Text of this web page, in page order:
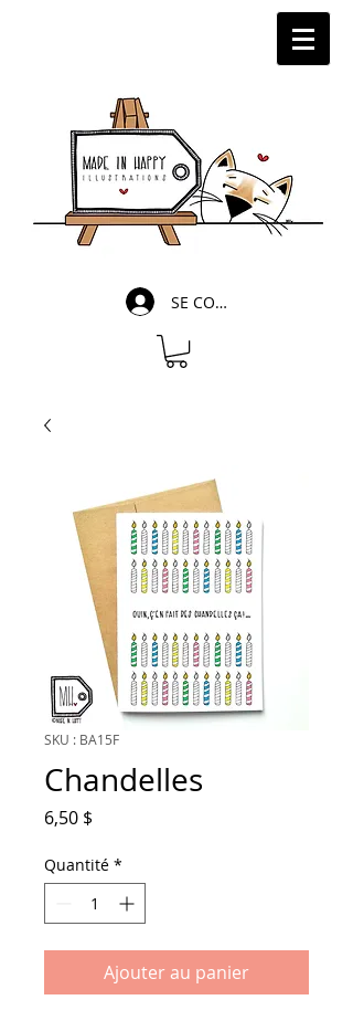
SE CONNECTER
SKU : BA15F
Chandelles
6,50 $
Quantité *
Ajouter au panier